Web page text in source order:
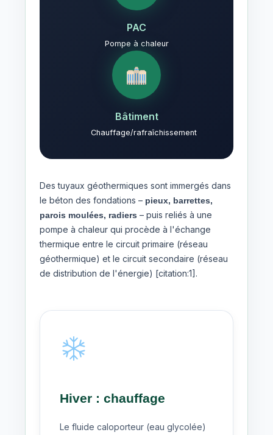
PAC
Pompe à chaleur
Bâtiment
Chauffage/rafraîchissement
Des tuyaux géothermiques sont immergés dans
le béton des fondations – pieux, barrettes,
parois moulées, radiers – puis reliés à une
pompe à chaleur qui procède à l'échange
thermique entre le circuit primaire (réseau
géothermique) et le circuit secondaire (réseau
de distribution de l'énergie) [citation:1].
Hiver : chauffage
Le fluide caloporteur (eau glycolée)